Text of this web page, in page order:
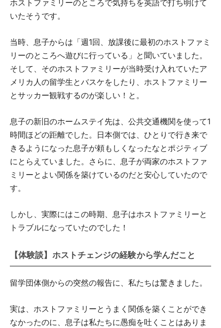
ホストファミリーのところで気持ちを英語で打ち明けて
いたそうです。
当時、息子からは「週1回、放課後に最初のホストファミ
リーのところへ遊びに行っている」と聞いていました。
そして、そのホストファミリーが当時受け入れていたア
メリカ人の留学生とバスケをしたり、ホストファミリー
とサッカー観戦するのが楽しい！と。
息子の新旧のホームステイ先は、公共交通機関を使って1
時間ほどの距離でした。日本側では、ひとりで行き来で
きるようになった息子が頼もしくなったなとポジティブ
にとらえていました。さらに、息子が両家のホストファ
ミリーとよい関係を築けているのだと安心していたので
す。
しかし、実際にはこの時期、息子はホストファミリーと
トラブルになっていたのでした！
【体験談】ホストチェンジの経験から学んだこと
留学団体側からの突然の報告に、私たちは驚きました。
実は、ホストファミリーとうまく関係を築くことができ
なかったのに、息子は私たちに愚痴を吐くことはありま